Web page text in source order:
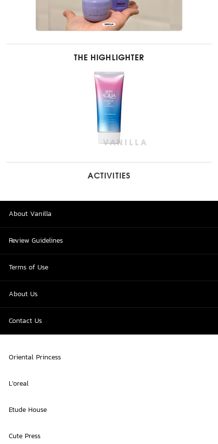
THE HIGHLIGHTER
ACTIVITIES
About Vanilla
Review Guidelines
Terms of Use
About Us
Contact Us
Oriental Princess
L'oreal
Etude House
Cute Press